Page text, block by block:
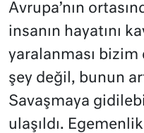
Avrupa’nın
insanın hayatını
yaralanması
şey değil, bunun
Savaşmaya
ulaşıldı.